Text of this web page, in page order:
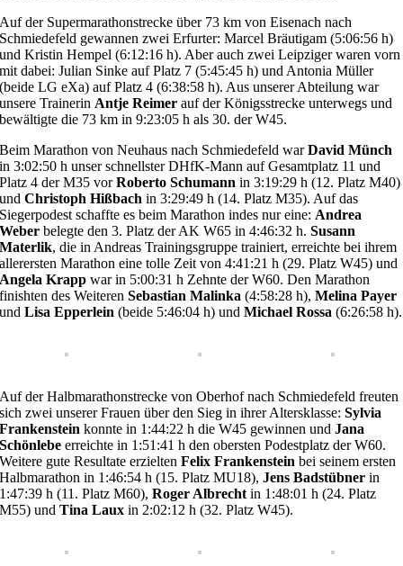
Auf der Supermarathonstrecke über 73 km von Eisenach nach
Schmiedefeld gewannen zwei Erfurter: Marcel Bräutigam (5:06:56 h)
und Kristin Hempel (6:12:16 h). Aber auch zwei Leipziger waren vorn
mit dabei: Julian Sinke auf Platz 7 (5:45:45 h) und Antonia Müller
(beide LG eXa) auf Platz 4 (6:38:58 h). Aus unserer Abteilung war
unsere Trainerin Antje Reimer auf der Königsstrecke unterwegs und
bewältigte die 73 km in 9:23:05 h als 30. der W45.
Beim Marathon von Neuhaus nach Schmiedefeld warDavid Münch
in 3:02:50 h unser schnellster DHfK-Mann auf Gesamtplatz 11 und
Platz 4 der M35 vorRoberto Schumann in 3:19:29 h (12. Platz M40)
undChristoph Hißbach in 3:29:49 h (14. Platz M35). Auf das
Siegerpodest schaffte es beim Marathon indes nur eine: Andrea
Weber belegte den 3. Platz der AK W65 in 4:46:32 h.Susann
Materlik, die in Andreas Trainingsgruppe trainiert, erreichte bei ihrem
allerersten Marathon eine tolle Zeit von 4:41:21 h (29. Platz W45) und
Angela Krapp war in 5:00:31 h Zehnte der W60. Den Marathon
finishten des WeiterenSebastian Malinka (4:58:28 h),Melina Payer
undLisa Epperlein (beide 5:46:04 h) undMichael Rossa (6:26:58 h).
Auf der Halbmarathonstrecke von Oberhof nach Schmiedefeld freuten
sich zwei unserer Frauen über den Sieg in ihrer Altersklasse:Sylvia
Frankenstein konnte in 1:44:22 h die W45 gewinnen undJana
Schönlebe erreichte in 1:51:41 h den obersten Podestplatz der W60.
Weitere gute Resultate erzieltenFelix Frankenstein bei seinem ersten
Halbmarathon in 1:46:54 h (15. Platz MU18),Jens Badstübner in
1:47:39 h (11. Platz M60),Roger Albrecht in 1:48:01 h (24. Platz
M55) undTina Laux in 2:02:12 h (32. Platz W45).